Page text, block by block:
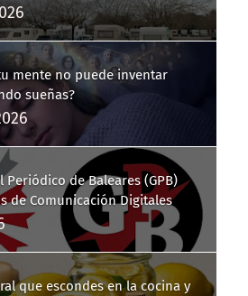
mente no puede inventar
sueñas?
Periódico de Baleares (GPB)
de Comunicación Digitales
que escondes en la cocina y